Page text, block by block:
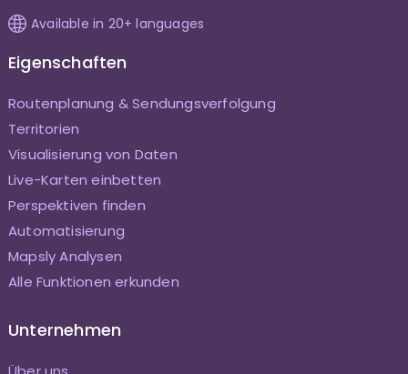
Available in 20+ languages
Eigenschaften
Routenplanung & Sendungsverfolgung
Territorien
Visualisierung von Daten
Live-Karten einbetten
Perspektiven finden
Automatisierung
Mapsly Analysen
Alle Funktionen erkunden
Unternehmen